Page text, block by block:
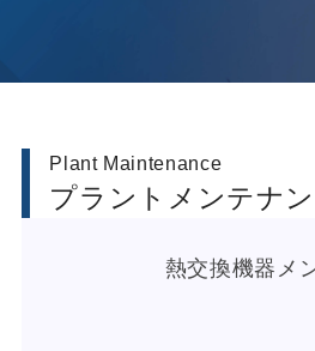
Plant Maintenance
プラントメンテナ
熱交換機器メ